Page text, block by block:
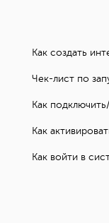
Как создать
Чек-лист по
Как
Как
Как войти в